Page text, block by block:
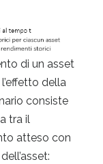
di un asset
della
consiste
tra il
atteso con